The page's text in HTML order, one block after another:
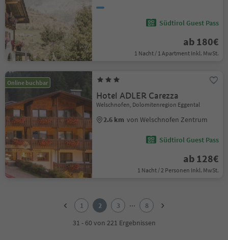
Südtirol Guest Pass
ab 180€
1 Nacht / 1 Apartment Inkl. MwSt.
Online buchbar
Hotel ADLER Carezza
Welschnofen, Dolomitenregion Eggental
2.6 km von Welschnofen Zentrum
Südtirol Guest Pass
ab 128€
1 Nacht / 2 Personen Inkl. MwSt.
1 2 3 ...
8
31 - 60 von 221 Ergebnissen